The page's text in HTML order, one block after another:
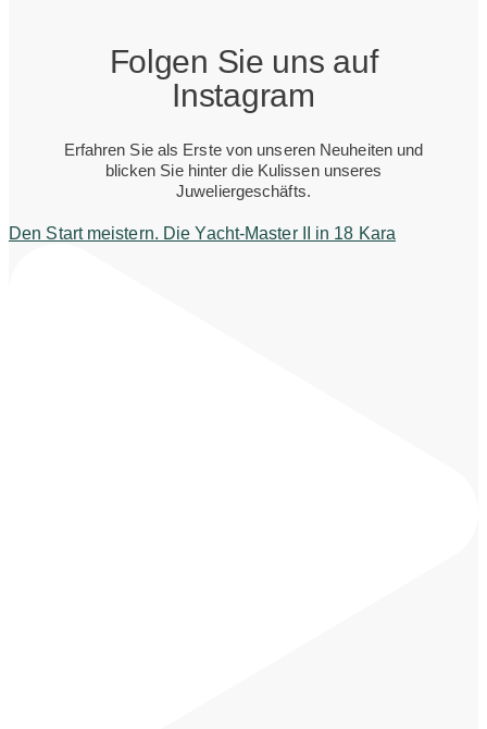
Folgen Sie uns auf
Instagram
Erfahren Sie als Erste von unseren Neuheiten und
blicken Sie hinter die Kulissen unseres
Juweliergeschäfts.
Den Start meistern. Die Yacht-Master II in 18 Kara